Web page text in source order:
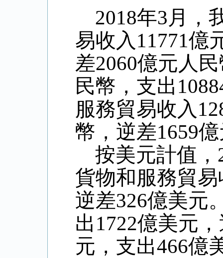
2018年3月，
易收入 11771億
差2060億元人
民幣，支出
服務貿易收入
幣，逆差1659
按美元計值，
貨物和服務貿
逆差326億美元
出1722億美元
元，支出466億